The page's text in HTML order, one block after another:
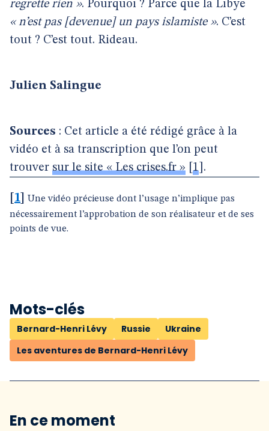
regrette rien ». Pourquoi ? Parce que la Libye
« n’est pas [devenue] un pays islamiste ». C’est
tout ? C’est tout. Rideau.
Julien Salingue
Sources : Cet article a été rédigé grâce à la
vidéo et à sa transcription que l’on peut
trouver sur le site « Les crises.fr » 1 .
1
Une vidéo précieuse dont l’usage n’implique pas
nécessairement l’approbation de son réalisateur et de ses
points de vue.
Mots-clés
Bernard-Henri Lévy Russie
Ukraine
Les aventures de Bernard-Henri Lévy
En ce moment